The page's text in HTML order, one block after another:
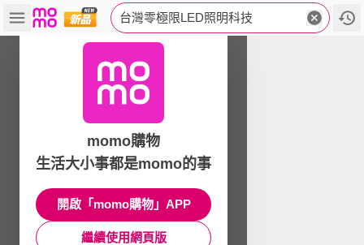
台灣零極限LED照明科技
momo購物
生活大小事都是momo的事
開啟「momo購物」APP
繼續使用網頁版